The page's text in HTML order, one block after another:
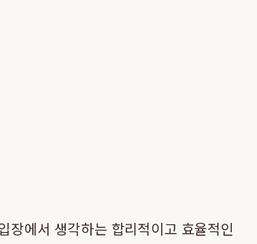
장에서 생각하는 합리적이고 효율적인